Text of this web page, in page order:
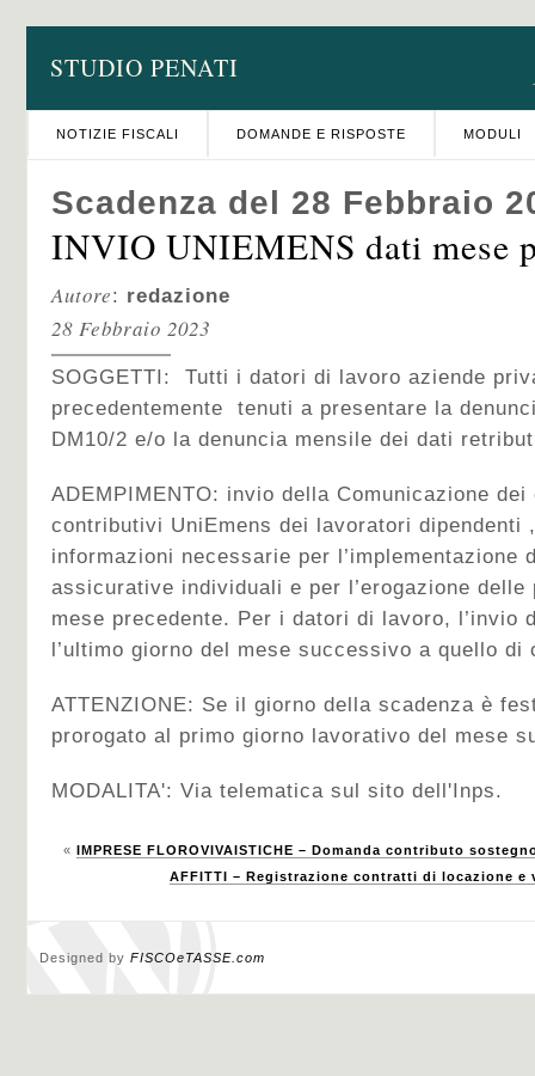
STUDIO PENATI
NOTIZIE FISCALI DOMANDE E RISPOSTE MODULI
Scadenza del 28 Febbraio
INVIO UNIEMENS dati mese
Autore: redazione
28 Febbraio 2023
SOGGETTI: Tutti i datori di lavoro aziende
precedentemente tenuti a presentare la
DM10/2 e/o la denuncia mensile dei dati
ADEMPIMENTO: invio della Comunicazione
contributivi UniEmens dei lavoratori dipendenti
informazioni necessarie per l’implementazione
assicurative individuali e per l’erogazione
mese precedente. Per i datori di lavoro, l’invio
l’ultimo giorno del mese successivo a quello di
ATTENZIONE: Se il giorno della scadenza è
prorogato al primo giorno lavorativo del mese
MODALITA': Via telematica sul sito dell'Inps.
« IMPRESE FLOROVIVAISTICHE – Domanda contributo
AFFITTI – Registrazione contratti di locazione
Designed by FISCOeTASSE.com